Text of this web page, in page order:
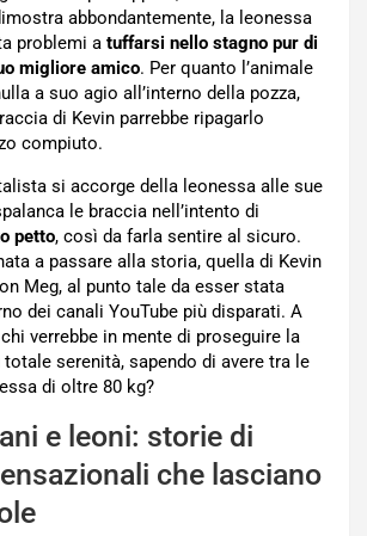
abbondantemente, la leonessa
problemi a tuffarsi nello stagno pur di
migliore amico. Per quanto l’animale
a suo agio all’interno della pozza,
di Kevin parrebbe ripagarlo
compiuto.
si accorge della leonessa alle sue
le braccia nell’intento di
petto, così da farla sentire al sicuro.
a passare alla storia, quella di Kevin
Meg, al punto tale da esser stata
dei canali YouTube più disparati. A
verrebbe in mente di proseguire la
serenità, sapendo di avere tra le
di oltre 80 kg?
e leoni: storie di
che lasciano